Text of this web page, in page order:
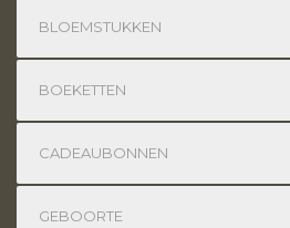
BLOEMSTUKKEN
BOEKETTEN
CADEAUBONNEN
GEBOORTE